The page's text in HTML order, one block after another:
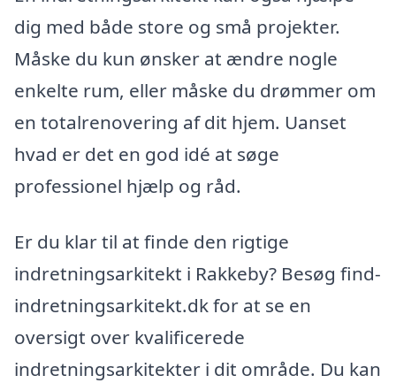
dig med både store og små projekter.
Måske du kun ønsker at ændre nogle
enkelte rum, eller måske du drømmer om
en totalrenovering af dit hjem. Uanset
hvad er det en god idé at søge
professionel hjælp og råd.
Er du klar til at finde den rigtige
indretningsarkitekt i Rakkeby? Besøg find-
indretningsarkitekt.dk for at se en
oversigt over kvalificerede
indretningsarkitekter i dit område. Du kan